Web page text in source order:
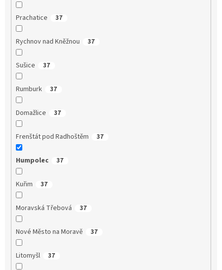
Prachatice 37
Rychnov nad Kněžnou 37
Sušice 37
Rumburk 37
Domažlice 37
Frenštát pod Radhoštěm 37
Humpolec 37
Kuřim 37
Moravská Třebová 37
Nové Město na Moravě 37
Litomyšl 37